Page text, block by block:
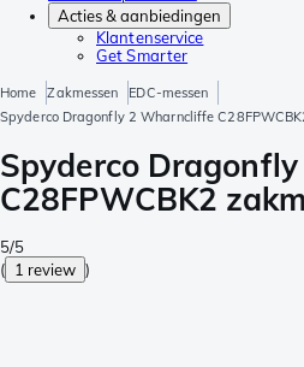
Acties & aanbiedingen
Klantenservice
Get Smarter
Home Zakmessen
EDC-messen
Spyderco Dragonfly 2 Wharncliffe
Spyderco
C28FPWCBK2
5/5
( 1 review )